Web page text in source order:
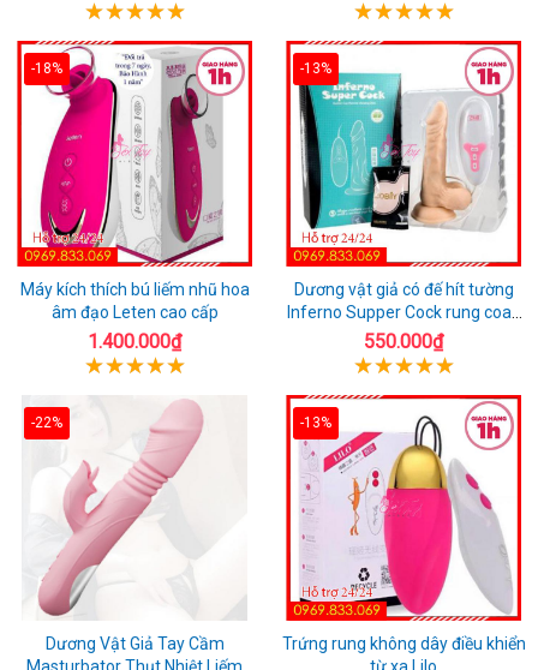
-18%
Máy kích thích bú liếm nhũ hoa
âm đạo Leten cao cấp
1.400.000₫
-13%
Dương vật giả có đế hít tường
Inferno Supper Cock rung coay
7 chế độ
550.000₫
-22%
Dương Vật Giả Tay Cầm
Masturbator Thụt Nhiệt Liếm
-13%
Trứng rung không dây điều khiển
từ xa Lilo